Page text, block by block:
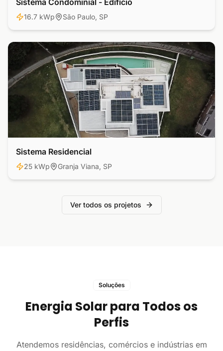
Sistema Condominial - Edifício
16.7 kWp São Paulo, SP
Residencial
Sistema Residencial
25 kWp Granja Viana, SP
Ver todos os projetos
Soluções
Energia Solar para Todos os
Perfis
Atendemos residências, comércios e indústrias em